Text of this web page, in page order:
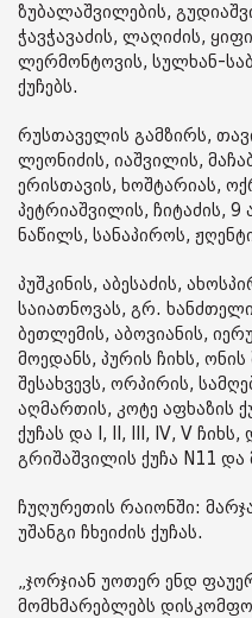
ზუბალაშვილების,
ჭავჭავაძის, ლაღიძის,
ლერმონტოვის, სულხან-
ქუჩებს.
რუსთაველის გამზირს,
ლეონიძის, იაშვილის,
ერისთავის, ხოშტარიას,
პეტრიაშვილის, ჩიტაძის,
ნაწილს, სანაპიროს,
პუშკინის, აბესაძის,
საიათნოვას, გრ.
ბეთლემის, აბოვიანის,
მოედანს, პურის ჩიხს, ონის
შესახვევს, ორპირის,
აღმართის, კოტე აფხაზის
ქუჩას და I, II, III, IV, V
გრიშაშვილის ქუჩა N11 და
ჩუღურეთის რაიონში:
უშანგი ჩხეიძის ქუჩას.
„ჯორჯიან უოთერ ენდ
მომხმარებლებს